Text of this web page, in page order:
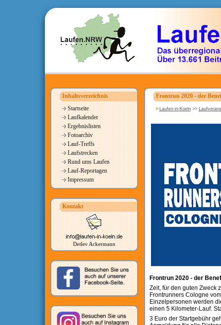
Inhaltsverzeichnis
Startseite
Laufkalender
Ergebnislisten
Fotoarchiv
Lauf-Treffs
Laufstrecken
Rund ums Laufen
Lauf-Reportagen
Impressum
Kontakt
Detlev Ackermann
Frontrun 2020 - der
Laufen-in-Koeln>>
Frontrun 2020 - der
Zeit, für den guten Zweck
Frontrunners Cologne
Einzelpersonen werden
einen 5 Kilometer-Lauf.
3 Euro der Startgebühr